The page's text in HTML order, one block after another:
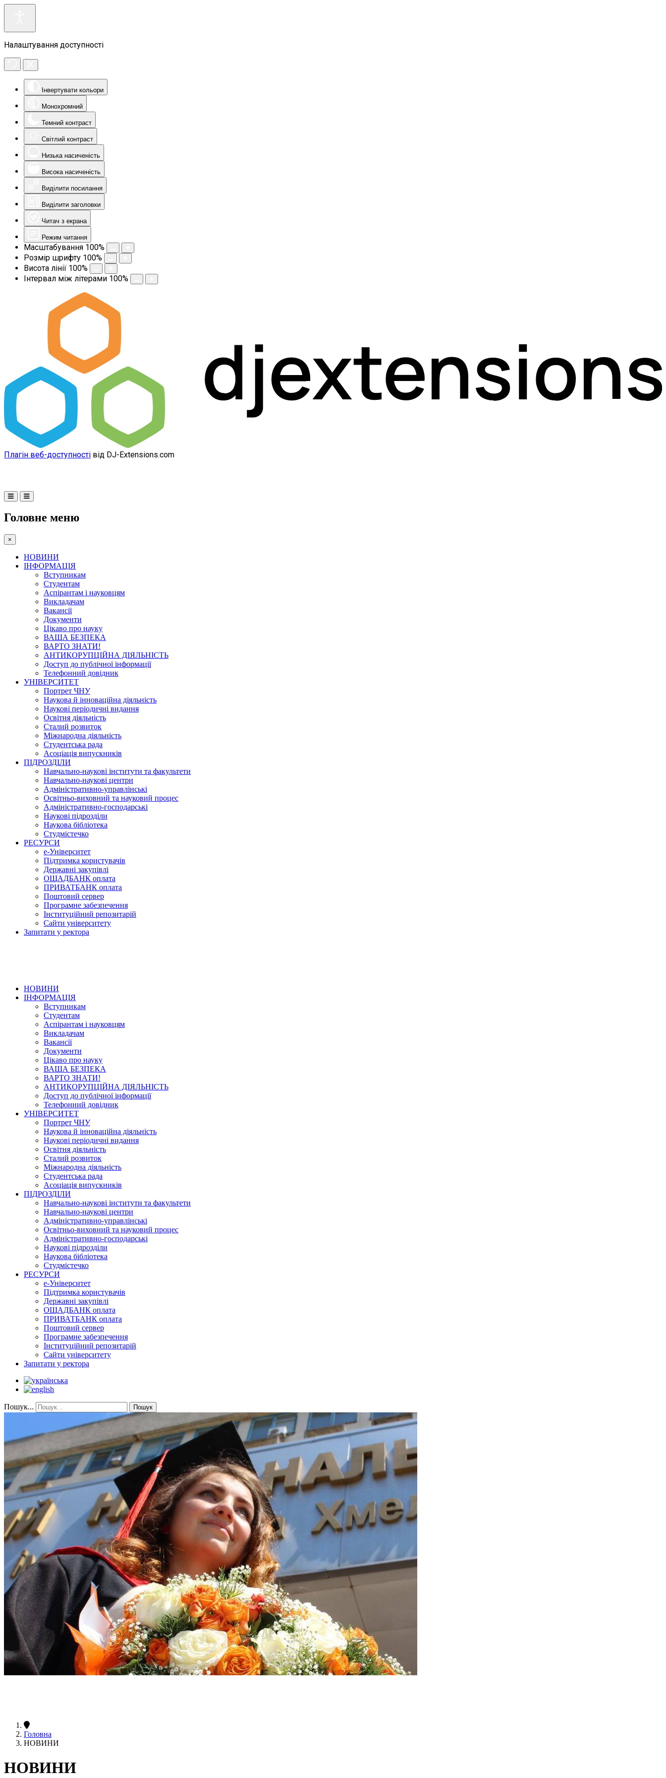
Налаштування доступності
Інвертувати кольори
Монохромний
Темний контраст
Світлий контраст
Низька насиченість
Висока насиченість
Виділити посилання
Виділити заголовки
Читач з екрана
Режим читання
Масштабування 100%
Розмір шрифту 100%
Висота лінії 100%
Інтервал між літерами 100%
Плагін веб-доступності від DJ-Extensions.com
Головне меню
×
НОВИНИ
ІНФОРМАЦІЯ
Вступникам
Студентам
Аспірантам і науковцям
Викладачам
Вакансії
Документи
Цікаво про науку
ВАША БЕЗПЕКА
ВАРТО ЗНАТИ!
АНТИКОРУПЦІЙНА ДІЯЛЬНІСТЬ
Доступ до публічної інформації
Телефонний довідник
УНІВЕРСИТЕТ
Портрет ЧНУ
Наукова й інноваційна діяльність
Наукові періодичні видання
Освітня діяльність
Сталий розвиток
Міжнародна діяльність
Студентська рада
Асоціація випускників
ПІДРОЗДІЛИ
Навчально-наукові інститути та факультети
Навчально-наукові центри
Адміністративно-управлінські
Освітньо-виховний та науковий процес
Адміністративно-господарські
Наукові підрозділи
Наукова бібліотека
Студмістечко
РЕСУРСИ
е-Університет
Підтримка користувачів
Державні закупівлі
ОЩАДБАНК оплата
ПРИВАТБАНК оплата
Поштовий сервер
Програмне забезпечення
Інституційний репозитарій
Сайти університету
Запитати у ректора
НОВИНИ
ІНФОРМАЦІЯ
Вступникам
Студентам
Аспірантам і науковцям
Викладачам
Вакансії
Документи
Цікаво про науку
ВАША БЕЗПЕКА
ВАРТО ЗНАТИ!
АНТИКОРУПЦІЙНА ДІЯЛЬНІСТЬ
Доступ до публічної інформації
Телефонний довідник
УНІВЕРСИТЕТ
Портрет ЧНУ
Наукова й інноваційна діяльність
Наукові періодичні видання
Освітня діяльність
Сталий розвиток
Міжнародна діяльність
Студентська рада
Асоціація випускників
ПІДРОЗДІЛИ
Навчально-наукові інститути та факультети
Навчально-наукові центри
Адміністративно-управлінські
Освітньо-виховний та науковий процес
Адміністративно-господарські
Наукові підрозділи
Наукова бібліотека
Студмістечко
РЕСУРСИ
е-Університет
Підтримка користувачів
Державні закупівлі
ОЩАДБАНК оплата
ПРИВАТБАНК оплата
Поштовий сервер
Програмне забезпечення
Інституційний репозитарій
Сайти університету
Запитати у ректора
Пошук... Пошук
Головна
НОВИНИ
НОВИНИ